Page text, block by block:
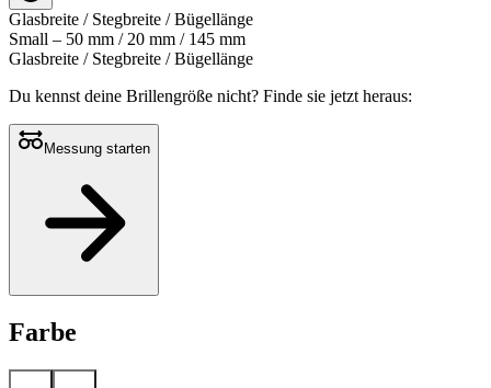
Glasbreite / Stegbreite / Bügellänge
Small – 50 mm / 20 mm / 145 mm
Glasbreite / Stegbreite / Bügellänge
Du kennst deine Brillengröße nicht? Finde sie jetzt heraus:
Messung starten
Farbe